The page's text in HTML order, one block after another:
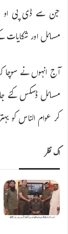
جن سے ڈی پی او
مسائل اور شکایات
آج انہوں نے سوچا
مسائل ڈسکس کئے
کر عوام الناس کو
اک نظر